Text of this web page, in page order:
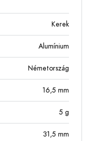
Kerek
Alumínium
Németország
16,5 mm
5 g
31,5 mm